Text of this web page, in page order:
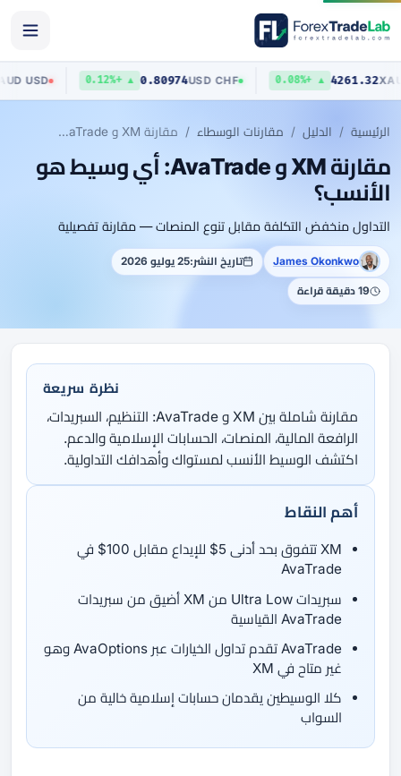
▲ +0.08%
USD/CHF
0.80974
▲ +0.12%
AUD/USD
0.70423
▼ 0.13%
الرئيسية الدليل مقارنات الوسطاء مقارنة XM و AvaTrade: أي وسيط هو الأنسب؟
مقارنة XM و AvaTrade: أي وسيط هو
الأنسب؟
التداول منخفض التكلفة مقابل تنوع المنصات — مقارنة تفصيلية
James Okonkwo تاريخ النشر:25 يوليو 2026
19 دقيقة قراءة
نظرة سريعة
مقارنة شاملة بين XM و AvaTrade: التنظيم، السبريدات،
الرافعة المالية، المنصات، الحسابات الإسلامية والدعم.
اكتشف الوسيط الأنسب لمستواك وأهدافك التداولية.
أهم النقاط
XM تتفوق بحد أدنى 5$ للإيداع مقابل 100$ في
AvaTrade
سبريدات Ultra Low من XM أضيق من سبريدات
AvaTrade القياسية
AvaTrade تقدم تداول الخيارات عبر AvaOptions وهو
غير متاح في XM
كلا الوسيطين يقدمان حسابات إسلامية خالية من
السواب